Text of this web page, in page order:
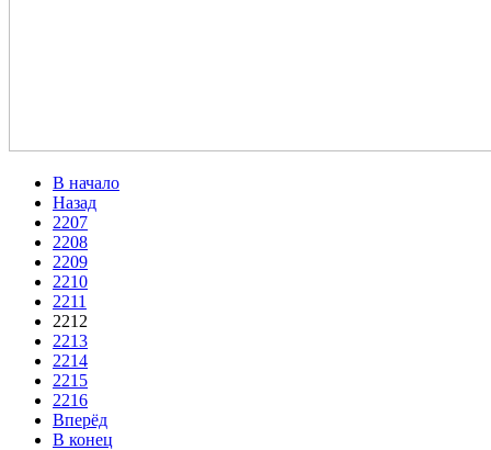
В начало
Назад
2207
2208
2209
2210
2211
2212
2213
2214
2215
2216
Вперёд
В конец